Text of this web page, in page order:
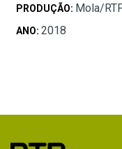
PRODUÇÃO: Mola/
ANO: 2018